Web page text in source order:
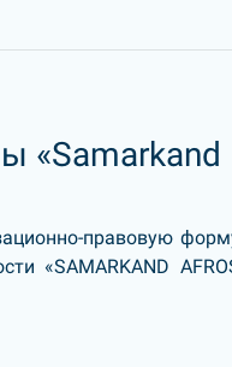
«Samarkand
правовую
«SAMARKAND